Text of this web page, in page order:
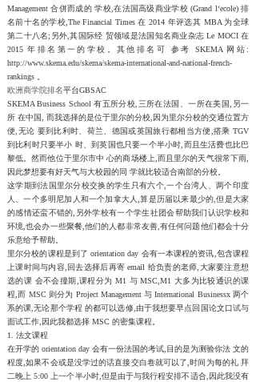
Management 合併而成的 学校,在法国高级商业学校 (Grand l‘ecole) 排
名前十名的学校,The Financial Times 在 2014 年评选其 MBA 为全球
第二十八名;另外,其国际经 贸领域是法国知名商业杂志 Le MOCI 在
2015 年排名第一的学校。其他排名可 参考 SKEMA 网站:
http://www.skema.edu/skema/skema-international-and-national-french-
rankings 。
欧洲商学院排名平台GBSAC
SKEMA Business School 有五所分校,三所在法国、一所在美国,另一
所 在中国, 而我选择的是位于里尔的分校,因为里尔分校的交通位置方
便,无论 要到比利时、荷兰、德国或英国旅行都相当方便,搭乘 TGV
到比利时只要半小 时、到英国也只要一个半小时,而且生活费也比巴
黎低。然而他位于里尔市中 心的商场楼上,而且里尔的天气很常下雨,
因此梦想要有好天气与大校园的同 学就比较适合南部的分校。
这学期到法国里尔分校交换的学生只有六个,一个台湾人、两个印度
人、一个多明尼加人和一个加拿大人,算是历届以来最少的,但是大家
的感情还蛮不错的,另外学校有一个学生社团会帮助我们认识学校和
环境,也会办一些聚餐,他们的人都非常友善,有任何问题他们都会十分
乐意给予帮助。
里尔分校的课程是到了 orientation day 会有一本课程的资讯,包含课程
上课时间与内容,回去选择后再寄 email 给负责的老师,大家要注意想
选的课 会不会撞期,课程分为 M1 与 MSC,M1 大多为比较通识的课
程,而 MSC 则分为 Project Management 与 International Businessx 两个
系的课,无论那个学程 的都可以选修,由于我想要早点回国论文口试与
面试工作,因此我都选择 MSC 的密集课程。
1. 法文课程
在开学的 orientation day 会有一份法国的考试,目的是为测验你法 文的
程度,如果不会或是没学过的话直接交白卷就可以了,时间为每的礼 拜
二晚上 5:00 上一个半小时,但是由于与我行程安排不适合,因此我没有